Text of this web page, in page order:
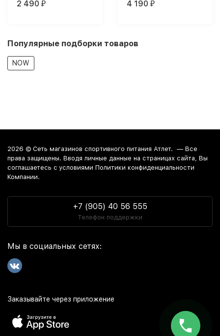
2 490 ₽ 4 190 ₽
Популярные подборки товаров
NOW
2026 © Сеть магазинов спортивного питания Атлет. — Все
права защищены. Вводя личные данные на страницах сайта, Вы
соглашаетесь c условиями Политики конфиденциальности
Компании.
+7 (905) 40 56 555
Телефон поддержки
Мы в социальных сетях:
Заказывайте через приложение